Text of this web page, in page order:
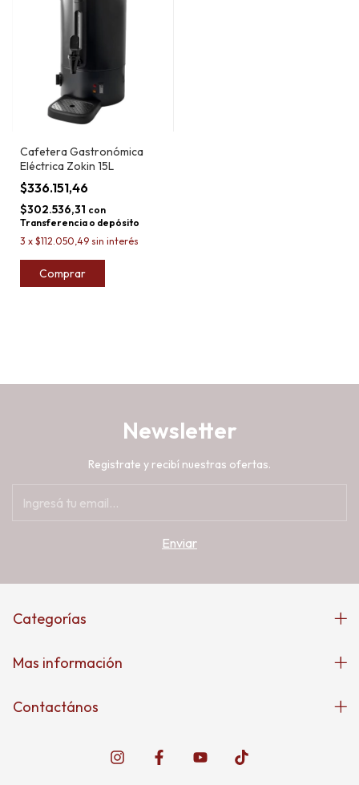
Cafetera Gastronómica
Eléctrica Zokin 15L
$336.151,46
$302.536,31 con
Transferencia o depósito
3 x $112.050,49 sin interés
Comprar
Newsletter
Registrate y recibí nuestras ofertas.
Categorías
Mas información
Contactános